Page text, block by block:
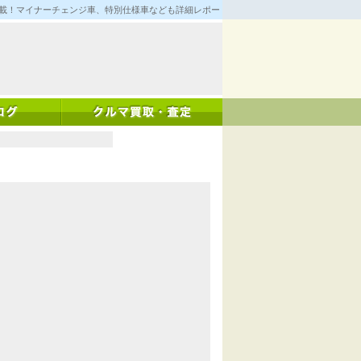
マイナーチェンジ車、特別仕様車なども詳細レポート！